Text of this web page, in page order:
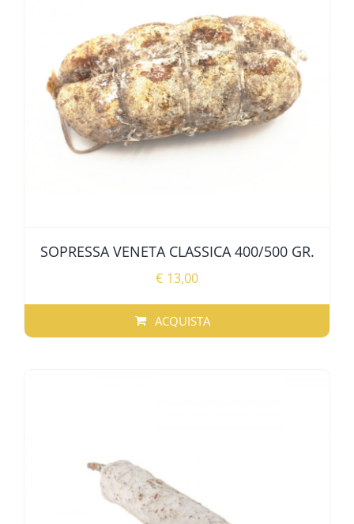
SOPRESSA VENETA CLASSICA 400/500 GR.
€ 13,00
ACQUISTA